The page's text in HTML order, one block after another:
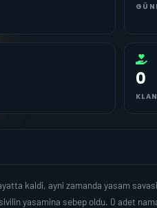
0
kaldi, ayni zamanda yasam
yasamina sebep oldu. 0 adet